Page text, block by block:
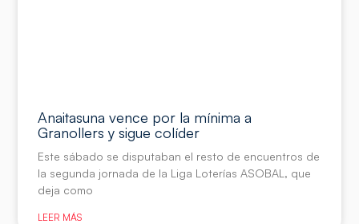
Anaitasuna vence por la mínima a
Granollers y sigue colíder
Este sábado se disputaban el resto de encuentros de
la segunda jornada de la Liga Loterías ASOBAL, que
deja como
LEER MÁS